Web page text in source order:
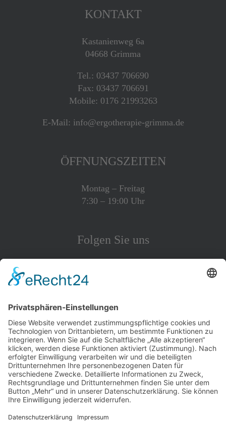
KONTAKT
Kastanienweg 6a
04668 Grimma
Tel.: 03437 706690
Fax: 03437 706691
Mobile: 0176 21993263
E-Mail: info@ergotherapie-grimma.de
ÖFFNUNGSZEITEN
Montag – Freitag
7:30 – 19:00 Uhr
Folgen Sie uns
Infos
Impressum
Datenschutz